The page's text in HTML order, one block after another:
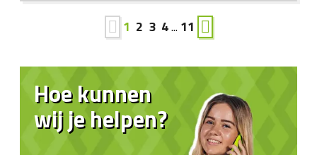
1 2 3 4... 11
Hoe kunnen
wij je helpen?